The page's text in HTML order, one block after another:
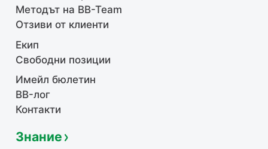
Методът на BB-Team
Отзиви от клиенти
Екип
Свободни позиции
Имейл бюлетин
BB-лог
Контакти
Знание